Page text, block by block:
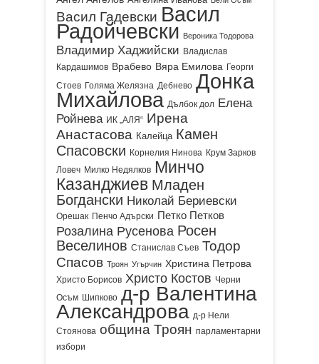
Васил Гадевски Васил
Радойчевски Вероника Тодорова
Владимир Хаджийски Владислав
Кардашимов Врабево Вяра Емилова Георги
Стоев Голяма Желязна Дебнево Донка
Михайлова Дълбок дол Елена
Ройнева ИК „АЛЯ“ Ирена
Анастасова Калейца Камен
Спасовски Корнелия Нинова Крум Зарков
Ловеч Милко Недялков Минчо
Казанджиев Младен
Богдански Николай Бериевски
Орешак Пенчо Адърски Петко Петков
Розалина Русенова Росен
Веселинов Станислав Съев Тодор
Спасов Троян Угърчин Христина Петрова
Христо Борисов Христо Костов Черни
Осъм
Шипково д-р Валентина
Александрова д-р Нели
Стоянова община Троян парламентарни
избори